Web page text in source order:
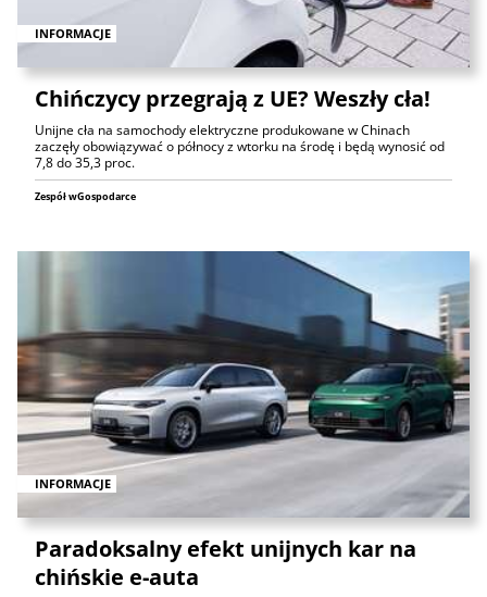
INFORMACJE
Chińczycy przegrają z UE? Weszły cła!
Unijne cła na samochody elektryczne produkowane w Chinach
zaczęły obowiązywać o północy z wtorku na środę i będą wynosić od
7,8 do 35,3 proc.
Zespół wGospodarce
INFORMACJE
Paradoksalny efekt unijnych kar na
chińskie e-auta